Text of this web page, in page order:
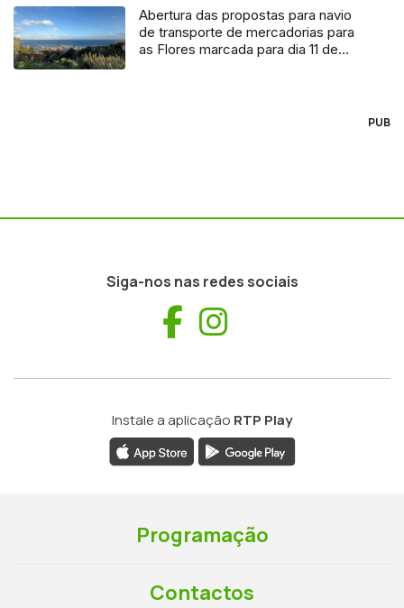
Abertura das propostas para navio
de transporte de mercadorias para
as Flores marcada para dia 11 de
PUB
Siga-nos nas redes sociais
Facebook
Instale a aplicação RTP Play
Programação
Contactos